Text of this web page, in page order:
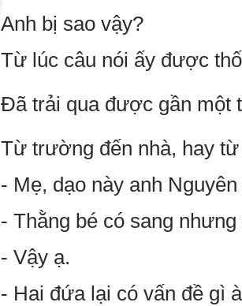
Anh bị sao vậy?
Từ lúc câu nói ấy được
Đã trải qua được gần một
Từ trường đến nhà, hay
- Mẹ, dạo này anh
- Thằng bé có sang
- Vậy ạ.
- Hai đứa lại có vấn đề gì